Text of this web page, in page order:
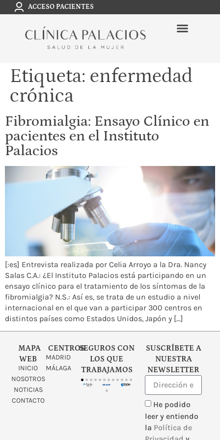
ACCESO PACIENTES
Etiqueta: enfermedad
crónica
Fibromialgia: Ensayo Clínico en
pacientes en el Instituto
Palacios
[:es] Entrevista realizada por Celia Arroyo a la Dra. Nancy
Salas C.A.: ¿El Instituto Palacios está participando en un
ensayo clínico para el tratamiento de los síntomas de la
fibromialgia? N.S.: Así es, se trata de un estudio a nivel
internacional en el que van a participar 300 centros en
distintos países como Estados Unidos, Japón y […]
MAPA
WEB
INICIO
NOSOTROS
NOTICIAS
CONTACTO
CENTROS
MADRID
MÁLAGA
SEGUROS CON
LOS QUE
TRABAJAMOS
SUSCRÍBETE A
NUESTRA
NEWSLETTER
He podido
leer y entiendo
la Política de